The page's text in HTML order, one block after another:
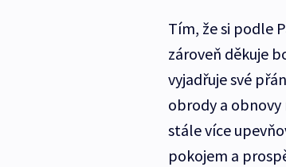
Tím, že si podle
zároveň děkuje
vyjadřuje své
obrody a obnovy
stále více
pokojem a